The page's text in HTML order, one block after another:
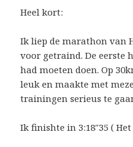
Heel kort:
Ik liep de marathon van
voor getraind. De eerste
had moeten doen. Op
leuk en maakte met
trainingen serieus te
Ik finishte in 3:18″35 ( Het